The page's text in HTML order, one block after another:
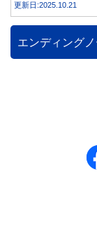
更新日:2025.10.21
エンディング